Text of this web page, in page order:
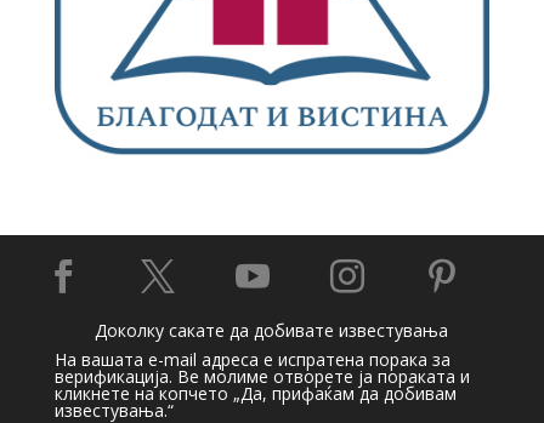
    
Доколку сакате да добивате известувања
На вашата e-mail адреса е испратена порака за
верификација. Ве молиме отворете ја пораката и
кликнете на копчето „Да, прифаќам да добивам
известувања.“